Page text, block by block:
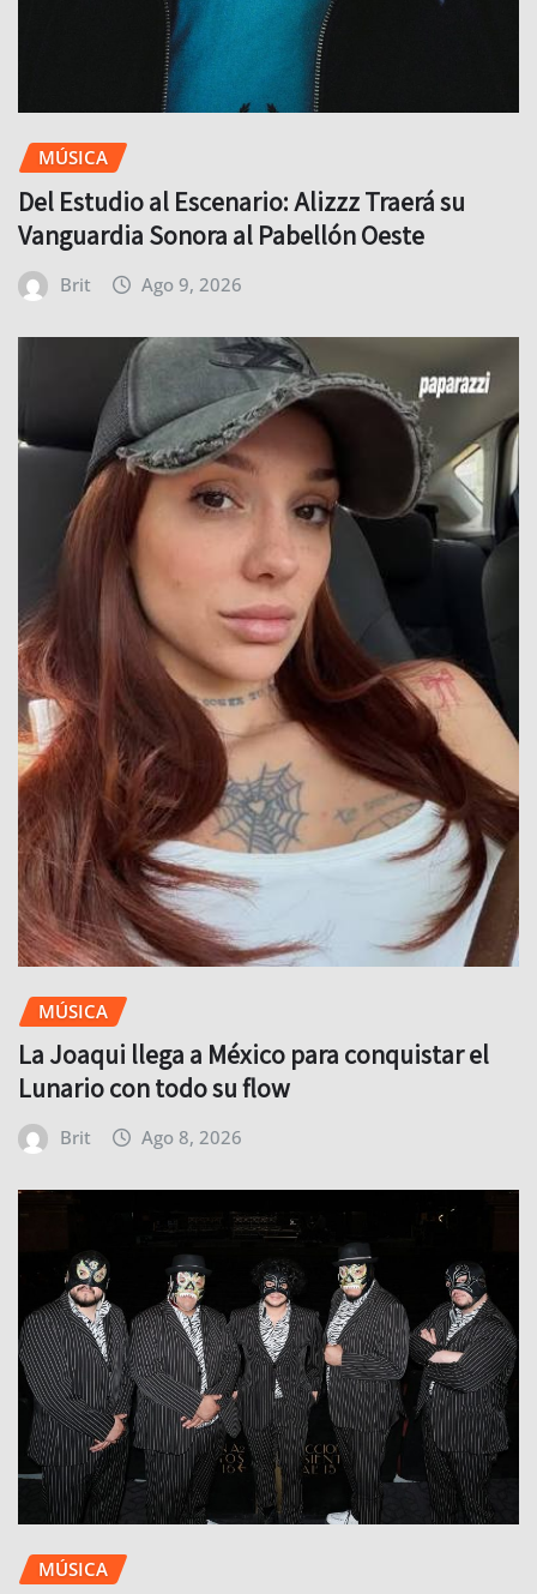
MÚSICA
Del Estudio al Escenario: Alizzz Traerá su
Vanguardia Sonora al Pabellón Oeste
Brit Ago 9, 2026
MÚSICA
La Joaqui llega a México para conquistar el
Lunario con todo su flow
Brit Ago 8, 2026
MÚSICA